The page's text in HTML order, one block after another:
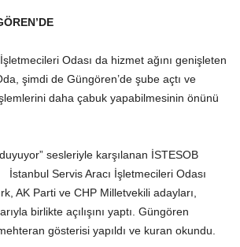
Odası da hizmet ağını genişleten
şimdi de Güngören’de şube açtı ve
daha çabuk yapabilmesinin önünü
sesleriyle karşılanan İSTESOB
İstanbul Servis Aracı İşletmecileri Odası
AK Parti ve CHP Milletvekili adayları,
birlikte açılışını yaptı. Güngören
gösterisi yapıldı ve kuran okundu.